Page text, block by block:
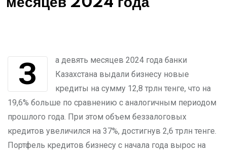
За девять месяцев 2024 года банки
Казахстана выдали бизнесу новые
кредиты на сумму 12,8 трлн тенге, что на
19,6% больше по сравнению с аналогичным периодом
прошлого года. При этом объем беззалоговых
кредитов увеличился на 37%, достигнув 2,6 трлн тенге.
Портфель кредитов бизнесу с начала года вырос на